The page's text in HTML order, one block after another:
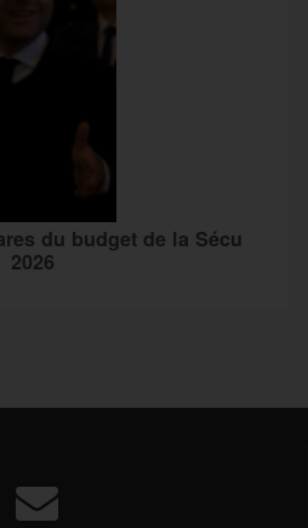
du budget de la Sécu
2026